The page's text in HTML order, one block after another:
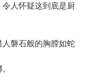
人怀疑这到底是厨
磐石般的胸膛如蛇